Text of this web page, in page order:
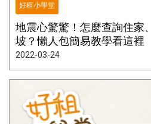
好租小學堂
地震心驚驚！怎麼查詢住家
坡？懶人包簡易教學看這裡
2022-03-24